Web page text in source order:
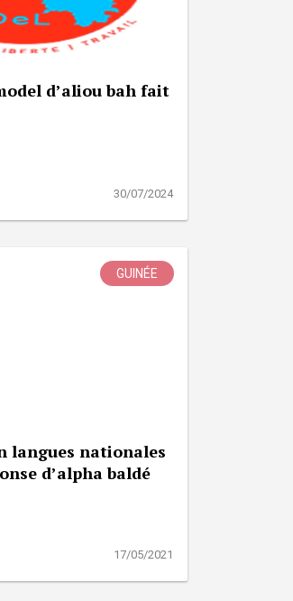
d’aliou bah fait
30/07/2024
GUINÉE
langues nationales
d’alpha baldé
17/05/2021